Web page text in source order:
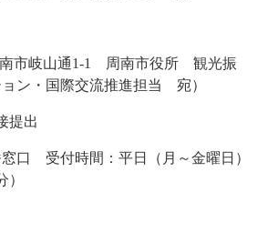
南市岐山通1-1 周南市役所 観光振
ン・国際交流推進担当 宛）
提出
口 受付時間：平日（月～金曜日）
）